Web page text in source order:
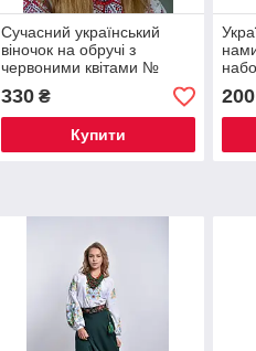
Сучасний український
віночок на обручі з
червоними квітами №
330₴
Купити
200